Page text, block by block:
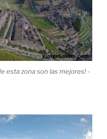
esta zona son las mejores! -